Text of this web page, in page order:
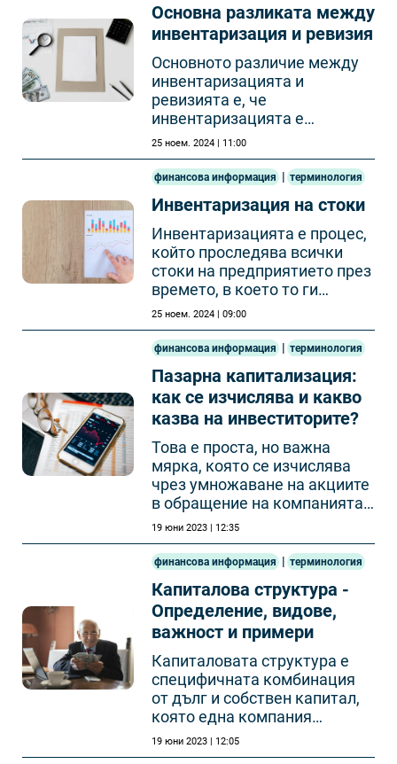
Основна разликата между
инвентаризация и ревизия
Основното различие между
инвентаризацията и
ревизията е, че
инвентаризацията е
вътрешен процес, който
може да се извършва
неограничен брой пъти и по
на предприятието.
25 ноем. 2024 | 11:00
финансова информация | терминология
Инвентаризация на стоки
Инвентаризацията е процес,
който проследява всички
стоки на предприятието през
времето, в което то ги
притежава.
25 ноем. 2024 | 09:00
финансова информация | терминология
Пазарна капитализация:
как се изчислява и какво
казва на инвеститорите?
Това е проста, но важна
мярка, която се изчислява
чрез умножаване на акциите
в обращение на компанията
по нейната цена на акция.
19 юни 2023 | 12:35
финансова информация | терминология
Капиталова структура -
Определение, видове,
важност и примери
Капиталовата структура е
специфичната комбинация
от дълг и собствен капитал,
която една компания
използва за финансиране на
своите операции и растеж.
19 юни 2023 | 12:05